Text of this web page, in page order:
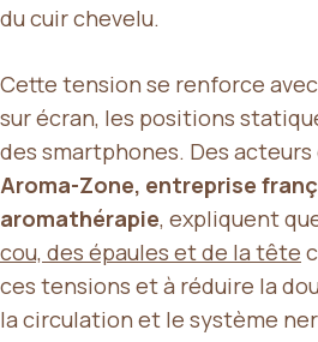
du cuir chevelu.
Cette tension se renforce
sur écran, les positions
des smartphones. Des
Aroma-Zone, entreprise
aromathérapie, expliquent
cou, des épaules et de la tête
ces tensions et à réduire la
la circulation et le système